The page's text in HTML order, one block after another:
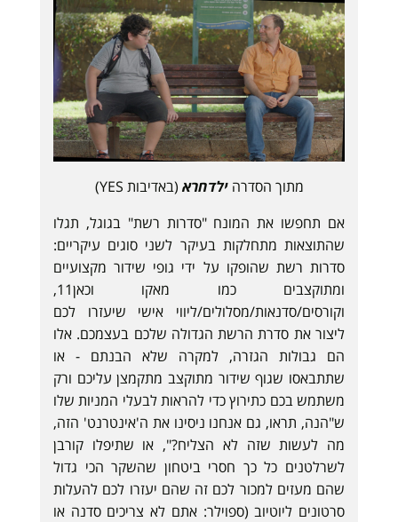
מתוך הסדרהילדחרא (באדיבות YES)
אם תחפשו את המונח "סדרות רשת" בגוגל, תגלו
שהתוצאות מתחלקות בעיקר לשני סוגים עיקריים:
סדרות רשת שהופקו על ידי גופי שידור מקצועיים
ומתוקצבים כמו מאקו וכאן11,
וקורסים/סדנאות/מסלולים/ליווי אישי שיעזרו לכם
ליצור את סדרת הרשת הגדולה שלכם בעצמכם. אלו
הם גבולות הגזרה, למקרה שלא הבנתם - או
שתתבאסו שגוף שידור מתוקצב מתקמצן עליכם ורק
משתמש בכם כתירוץ כדי להראות לבעלי המניות שלו
ש"הנה, תראו, גם אנחנו ניסינו את ה'אינטרנט' הזה,
מה לעשות שזה לא הצליח?", או שתיפלו קורבן
לשרלטנים כל כך חסרי ביטחון שהשקר הכי גדול
שהם מעזים למכור לכם זה שהם יעזרו לכם להעלות
סרטונים ליוטיוב (ספוילר: אתם לא צריכים סדנה או